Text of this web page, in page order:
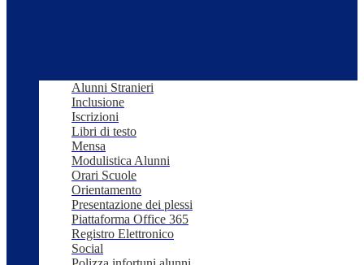
Alunni Stranieri
Inclusione
Iscrizioni
Libri di testo
Mensa
Modulistica Alunni
Orari Scuole
Orientamento
Presentazione dei plessi
Piattaforma Office 365
Registro Elettronico
Social